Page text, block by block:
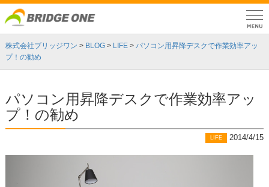
株式会社ブリッジワン > BLOG > LIFE > パソコン用昇降デスクで作業効率アッ
プ！の勧め
パソコン用昇降デスクで作業効率アッ
プ！の勧め
LIFE 2014/4/15